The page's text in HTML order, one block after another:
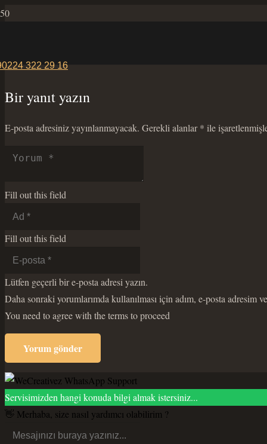
322 29 16
Bir yanıt yazın
E-posta adresiniz yayınlanmayacak. Gerekli alanlar* ile
Fill out this field
Fill out this field
Lütfen geçerli bir e-posta adresi yazın.
Daha sonraki yorumlarımda kullanılması için adım, e-posta adresim
You need to agree with the terms to proceed
Yorum gönder
Servisimizden hangi konuda bilgi almak istersiniz...
👋 Merhaba, size nasıl yardımcı olabilirim ?